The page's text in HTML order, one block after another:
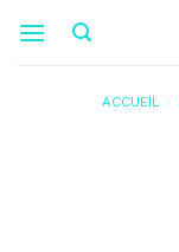
ACCUEIL /